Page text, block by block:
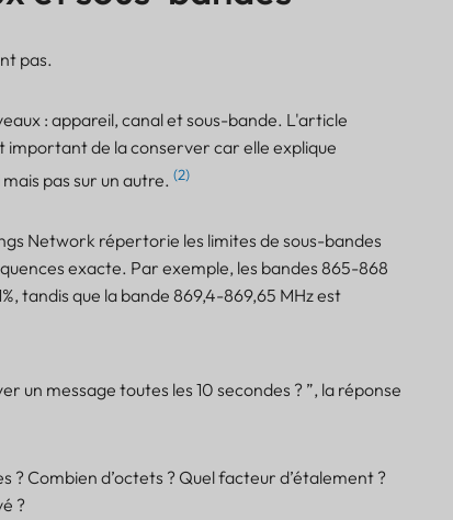
pas.
: appareil, canal et sous-bande. L'article
de la conserver car elle explique
pas sur un autre. (2)
Network répertorie les limites de sous-bandes
exacte. Par exemple, les bandes 865-868
tandis que la bande 869,4-869,65 MHz est
un message toutes les 10 secondes ? ”, la réponse
? Combien d’octets ? Quel facteur d’étalement ?
?